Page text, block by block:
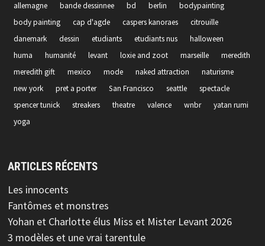
allemagne
bande dessinnee bd berlin
bodypainting
body painting
cap d'agde caspers kanoraes
citrouille
danemark
dessin etudiants etudiants nus
halloween
huma
humanité levant loxie and zoot marseille
meredith
meredith gift
mexico mode naked attraction
naturisme
new york
pret a porter San Francisco seattle
spectacle
spencer tunick
streakers theatre valence wnbr
yatan rumi
yoga
ARTICLES RÉCENTS
Les innocents
Fantômes et monstres
Yohan et Charlotte élus Miss et Mister Levant 2026
3 modèles et une vrai tarentule